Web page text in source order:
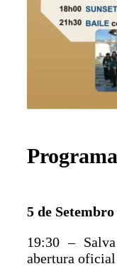
Programa
5 de Setembro
19:30 –
abertura oficial